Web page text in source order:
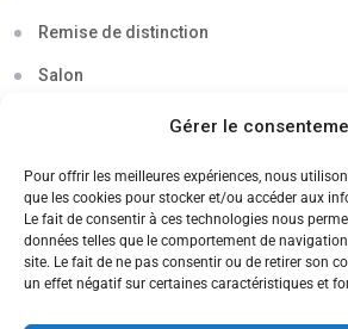
Gérer le
Pour offrir les meilleures expériences, nous
que les cookies pour stocker et/ou accéder aux
Le fait de consentir à ces technologies nous
données telles que le comportement de
site. Le fait de ne pas consentir ou de retirer son
un effet négatif sur certaines caractéristiques et
Remise de distinction
Salon
Soirée
Sortie découverte
Tau